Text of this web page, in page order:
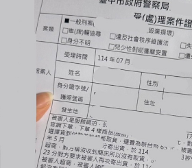
🔍【INSTAGRAM】：bjy_666
🔍【LINE 官方】：@bjy_666
您可能喜歡...